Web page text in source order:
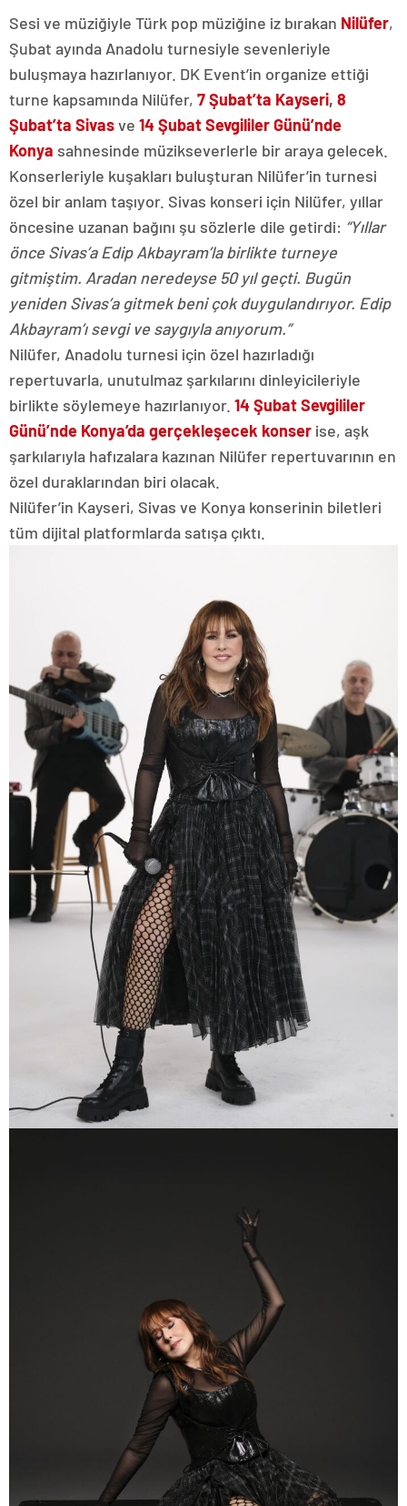
Sesi ve müziğiyle Türk pop müziğine iz bırakan Nilüfer,
Şubat ayında Anadolu turnesiyle sevenleriyle
buluşmaya hazırlanıyor. DK Event’in organize ettiği
turne kapsamında Nilüfer, 7 Şubat’ta Kayseri, 8
Şubat’ta Sivasve 14 Şubat Sevgililer Günü’nde
Konya sahnesinde müzikseverlerle bir araya gelecek.
Konserleriyle kuşakları buluşturan Nilüfer’in turnesi
özel bir anlam taşıyor. Sivas konseri için Nilüfer, yıllar
öncesine uzanan bağını şu sözlerle dile getirdi: “Yıllar
önce Sivas’a Edip Akbayram’la birlikte turneye
gitmiştim. Aradan neredeyse 50 yıl geçti. Bugün
yeniden Sivas’a gitmek beni çok duygulandırıyor. Edip
Akbayram’ı sevgi ve saygıyla anıyorum.”
Nilüfer, Anadolu turnesi için özel hazırladığı
repertuvarla, unutulmaz şarkılarını dinleyicileriyle
birlikte söylemeye hazırlanıyor. 14 Şubat Sevgililer
Günü’nde Konya’da gerçekleşecek konser ise, aşk
şarkılarıyla hafızalara kazınan Nilüfer repertuvarının en
özel duraklarından biri olacak.
Nilüfer’in Kayseri, Sivas ve Konya konserinin biletleri
tüm dijital platformlarda satışa çıktı.